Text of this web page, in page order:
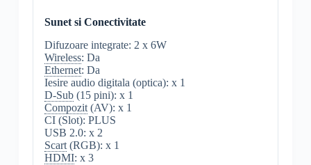
Sunet si Conectivitate
Difuzoare integrate: 2 x 6W
Wireless: Da
Ethernet: Da
Iesire audio digitala (optica): x 1
D-Sub(15 pini): x 1
Compozit(AV): x 1
CI (Slot): PLUS
USB 2.0: x 2
Scart(RGB): x 1
HDMI: x 3